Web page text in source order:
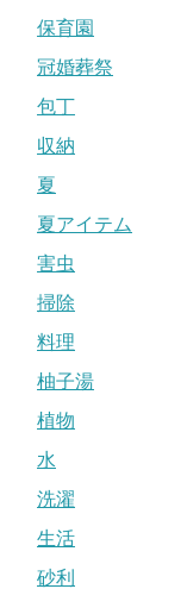
保育園
冠婚葬祭
包丁
収納
夏
夏アイテム
害虫
掃除
料理
柚子湯
植物
水
洗濯
生活
砂利